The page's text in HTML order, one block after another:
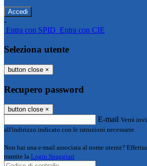
-
Entra con SPID Entra con CIE
Seleziona utente
button close ×
Recupero password
button close ×
E-mail Verrà
all'indirizzo indicato con le istruzioni necessarie.
Non hai una e-mail associata al nome utente?
tramite la Login Spaggiari